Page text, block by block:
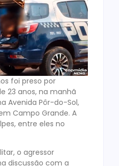
foi preso por
23 anos, na manhã
Avenida Pôr-do-Sol,
Campo Grande. A
entre eles no
o agressor
discussão com a